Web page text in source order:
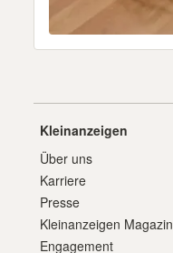
Kleinanzeigen
Über uns
Karriere
Presse
Kleinanzeigen Magazin
Engagement